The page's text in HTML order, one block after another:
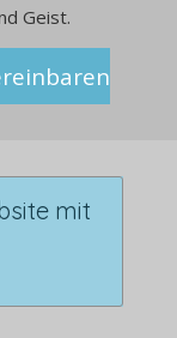
Geist.
mit